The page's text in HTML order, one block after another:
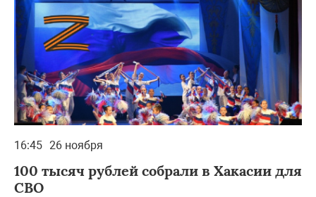
16:45 26 ноября
100 тысяч рублей собрали в Хакасии для
СВО